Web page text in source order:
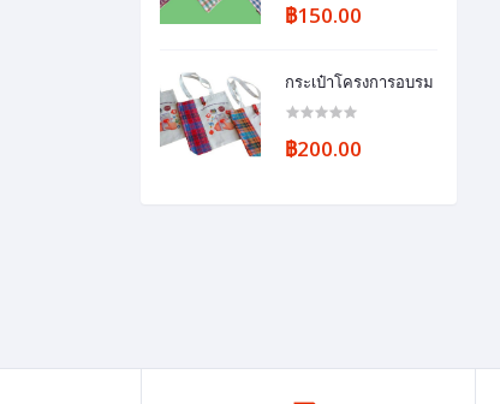
฿150.00
กระเป๋าโครงการอบรม
฿200.00